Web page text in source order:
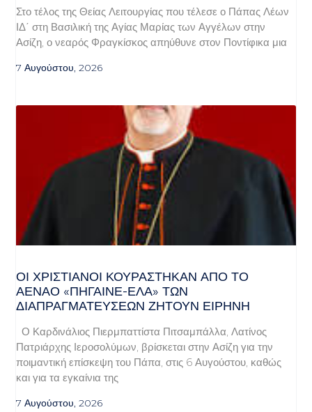
Στο τέλος της Θείας Λειτουργίας που τέλεσε ο Πάπας Λέων
ΙΔ΄ στη Βασιλική της Αγίας Μαρίας των Αγγέλων στην
Ασίζη, ο νεαρός Φραγκίσκος απηύθυνε στον Ποντίφικα μια
7 Αυγούστου, 2026
ΟΙ ΧΡΙΣΤΙΑΝΟΊ ΚΟΥΡΆΣΤΗΚΑΝ ΑΠΌ ΤΟ
ΑΈΝΑΟ «ΠΉΓΑΙΝΕ-ΈΛΑ» ΤΩΝ
ΔΙΑΠΡΑΓΜΑΤΕΎΣΕΩΝ ΖΗΤΟΎΝ ΕΙΡΉΝΗ
Ο Καρδινάλιος Πιερμπαττίστα Πιτσαμπάλλα, Λατίνος
Πατριάρχης Ιεροσολύμων, βρίσκεται στην Ασίζη για την
ποιμαντική επίσκεψη του Πάπα, στις 6 Αυγούστου, καθώς
και για τα εγκαίνια της
7 Αυγούστου, 2026